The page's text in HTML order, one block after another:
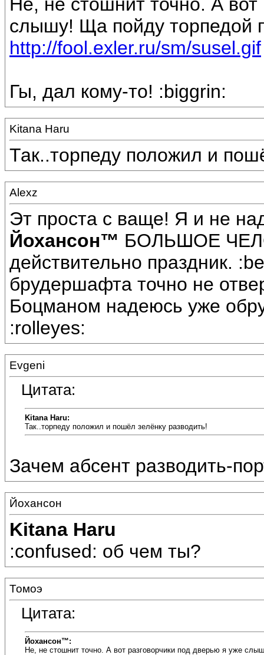
Не, не стошнит точно. А
слышу! Ща пойду торпедой
http://fool.exler.ru/sm/susel.gif
Гы, дал кому-то! :biggrin:
Kitana Haru
Так..торпеду положил и
Alexz
Эт проста с ваще! Я и не
Йохансон™ БОЛЬШОЕ
действительно праздник.
брудершафта точно не
Боцманом надеюсь уже
:rolleyes:
Evgeni
Цитата:
Kitana Haru:
Так..торпеду положил и пошёл зелёнку разводить!
Зачем абсент разводить-
Йохансон
Kitana Haru
:confused: об чем ты?
Томоэ
Цитата:
Йохансон™:
Не, не стошнит точно. А вот разговорчики под дверью я уже